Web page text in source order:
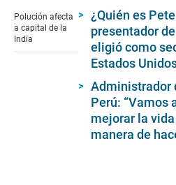
of
1
minute,
Polución afecta
a capital de la
India
¿Quién es
presentador
eligió como
Estados
Administrador
Perú: “Vamos
mejorar la
manera de